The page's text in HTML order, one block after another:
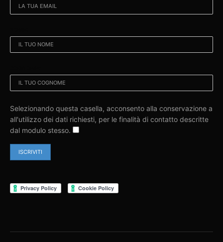
Selezionando questa casella, acconsento alla conservazione a
all'utilizzo dei dati richiesti, per le finalità di contatto descritte
dal modulo stesso.